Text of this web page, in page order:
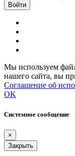
Мы используем
нашего сайта, вы
Соглашение об
OK
Системное сообщение
×
Закрыть